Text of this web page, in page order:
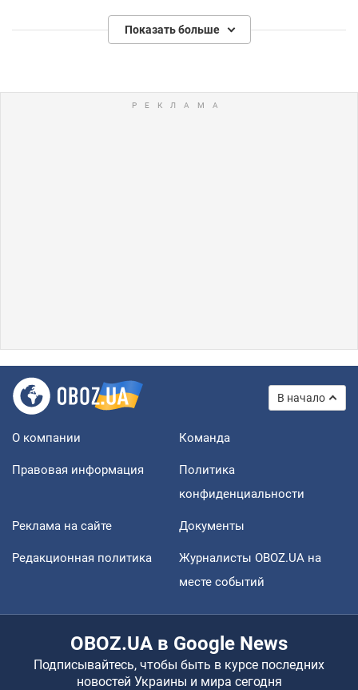
Показать больше
В начало
О компании Команда
Правовая информация
Политика
конфиденциальности
Реклама на сайте Документы
Редакционная политика
Журналисты OBOZ.UA на
месте событий
OBOZ.UA в Google News
Подписывайтесь, чтобы быть в курсе последних
новостей Украины и мира сегодня